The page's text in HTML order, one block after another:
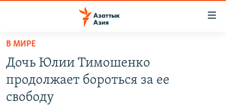
Вернуться
основному
содержанию
ВернутсяКЫРГЫЗСТАН
НОВОСТИ
ВОЙНА В УКРАИНЕ
В МИРЕ
Дочь Юлии Тимошенко
продолжает бороться за ее
свободу